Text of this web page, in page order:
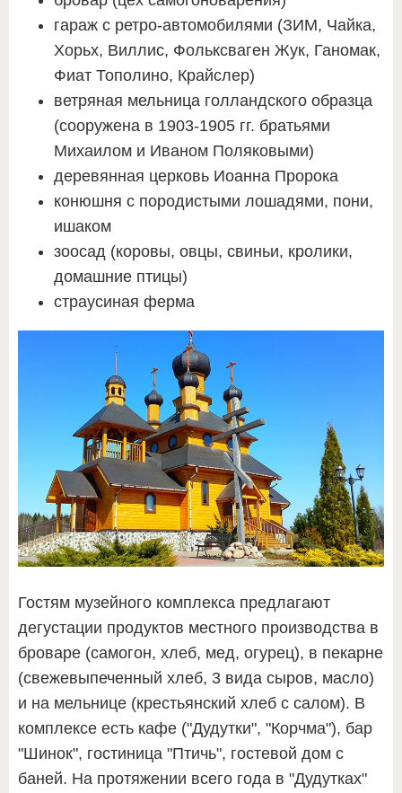
гараж с ретро-автомобилями (ЗИМ, Чайка,
Хорьх, Виллис, Фольксваген Жук, Ганомак,
Фиат Тополино, Крайслер)
ветряная мельница голландского образца
(сооружена в 1903-1905 гг. братьями
Михаилом и Иваном Поляковыми)
деревянная церковь Иоанна Пророка
конюшня с породистыми лошадями, пони,
ишаком
зоосад (коровы, овцы, свиньи, кролики,
домашние птицы)
страусиная ферма
Гостям музейного комплекса предлагают
дегустации продуктов местного производства в
броваре (самогон, хлеб, мед, огурец), в пекарне
(свежевыпеченный хлеб, 3 вида сыров, масло)
и на мельнице (крестьянский хлеб с салом). В
комплексе есть кафе ("Дудутки", "Корчма"), бар
"Шинок", гостиница "Птичь", гостевой дом с
баней. На протяжении всего года в "Дудутках"